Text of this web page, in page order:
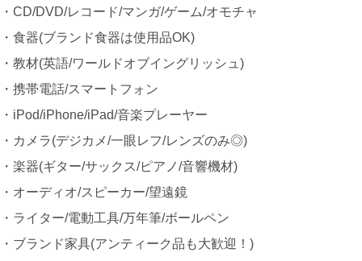
・CD/DVD/レコード/マンガ/ゲーム/オモチャ
・食器(ブランド食器は使用品OK)
・教材(英語/ワールドオブイングリッシュ)
・携帯電話/スマートフォン
・iPod/iPhone/iPad/音楽プレーヤー
・カメラ(デジカメ/一眼レフ/レンズのみ◎)
・楽器(ギター/サックス/ピアノ/音響機材)
・オーディオ/スピーカー/望遠鏡
・ライター/電動工具/万年筆/ボールペン
・ブランド家具(アンティーク品も大歓迎！)